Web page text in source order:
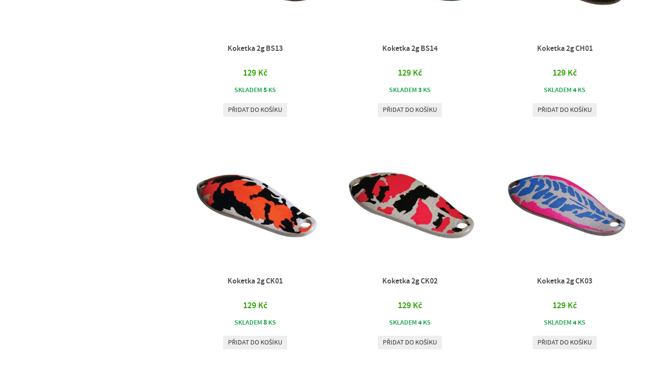
Koketka 2g BS13
129 Kč
SKLADEM5KS
PŘIDAT DO KOŠÍKU
Koketka 2g BS14
129 Kč
SKLADEM3KS
PŘIDAT DO KOŠÍKU
Koketka 2g CH01
129 Kč
SKLADEM4 KS
PŘIDAT DO KOŠÍKU
Koketka 2g CK01
129 Kč
SKLADEM8KS
PŘIDAT DO KOŠÍKU
Koketka 2g CK02
129 Kč
SKLADEM4KS
PŘIDAT DO KOŠÍKU
Koketka 2g CK03
129 Kč
SKLADEM4 KS
PŘIDAT DO KOŠÍKU